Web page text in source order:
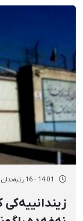
14:01 - 16 رێبەندان 2719
زیندانییەکی